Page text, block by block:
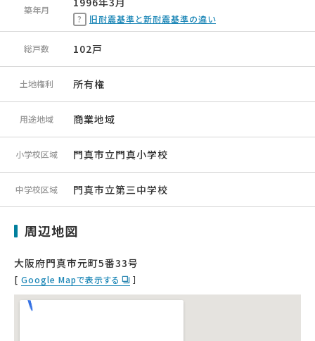
築年月
旧耐震基準と新耐震基準の違い
総戸数 102戸
土地権利 所有権
用途地域 商業地域
小学校区域 門真市立門真小学校
中学校区域 門真市立第三中学校
周辺地図
大阪府門真市元町5番33号
[ Google Mapで表示する ］